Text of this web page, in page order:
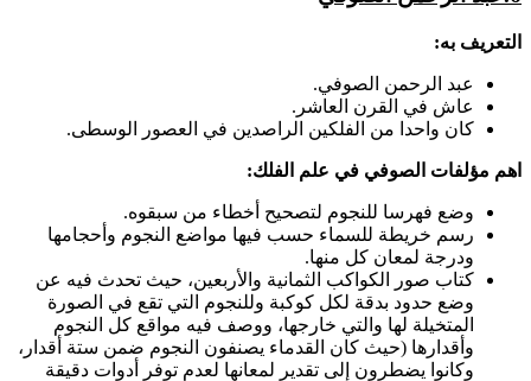
التعريف به:
عبد الرحمن الصوفي.
عاش في القرن العاشر.
كان واحدا من الفلكين الراصدين في العصور الوسطى.
اهم مؤلفات الصوفي في علم الفلك:
وضع فهرسا للنجوم لتصحيح أخطاء من سبقوه.
رسم خريطة للسماء حسب فيها مواضع النجوم وأحجامها
ودرجة لمعان كل منها.
كتاب صور الكواكب الثمانية والأربعين، حيث تحدث فيه عن
وضع حدود بدقة لكل كوكبة وللنجوم التي تقع في الصورة
المتخيلة لها والتي خارجها، ووصف فيه مواقع كل النجوم
وأقدارها (حيث كان القدماء يصنفون النجوم ضمن ستة أقدار،
وكانوا يضطرون إلى تقدير لمعانها لعدم توفر أدوات دقيقة